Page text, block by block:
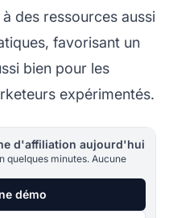
à des ressources aussi
favorisant un
bien pour les
expérimentés.
d'affiliation aujourd'hui
quelques minutes. Aucune
démo